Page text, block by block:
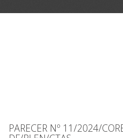
PARECER Nº 11/2024/